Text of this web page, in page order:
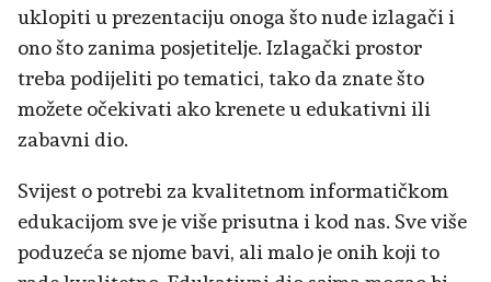
uklopiti u prezentaciju onoga što nude izlagači i
ono što zanima posjetitelje. Izlagački prostor
treba podijeliti po tematici, tako da znate što
možete očekivati ako krenete u edukativni ili
zabavni dio.
Svijest o potrebi za kvalitetnom informatičkom
edukacijom sve je više prisutna i kod nas. Sve više
poduzeća se njome bavi, ali malo je onih koji to